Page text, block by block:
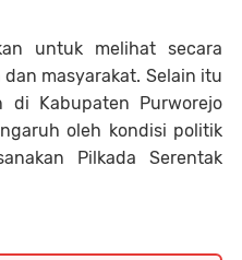
untuk melihat secara
masyarakat. Selain itu
di Kabupaten Purworejo
oleh kondisi politik
Pilkada Serentak